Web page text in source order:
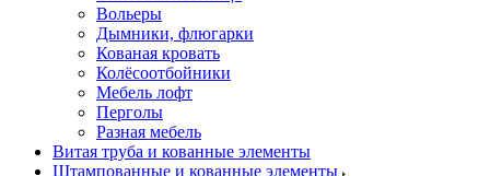
Вольеры
Дымники, флюгарки
Кованая кровать
Колёсоотбойники
Мебель лофт
Перголы
Разная мебель
Витая труба и кованные элементы
Штампованные и кованные элементы